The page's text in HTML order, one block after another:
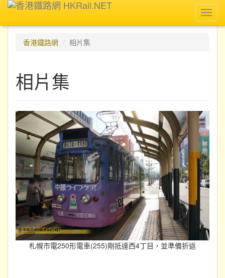
香港鐵路網
相片集
相片集
札幌市電250形電車(255)剛抵達西4丁目，並準備折返